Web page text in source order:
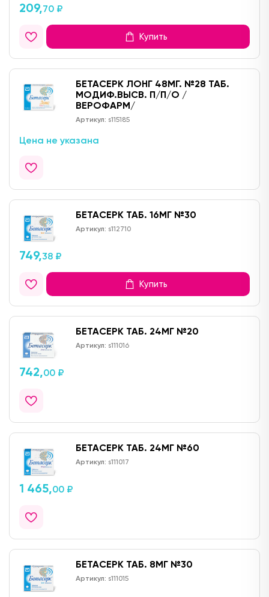
209,70 ₽
Купить
БЕТАСЕРК ЛОНГ 48МГ. №28 ТАБ.
МОДИФ.ВЫСВ. П/П/О /
ВЕРОФАРМ/
Артикул: s115185
Цена не указана
БЕТАСЕРК ТАБ. 16МГ №30
Артикул: s112710
749,38 ₽
Купить
БЕТАСЕРК ТАБ. 24МГ №20
Артикул: s111016
742,00 ₽
БЕТАСЕРК ТАБ. 24МГ №60
Артикул: s111017
1 465,00 ₽
БЕТАСЕРК ТАБ. 8МГ №30
Артикул: s111015